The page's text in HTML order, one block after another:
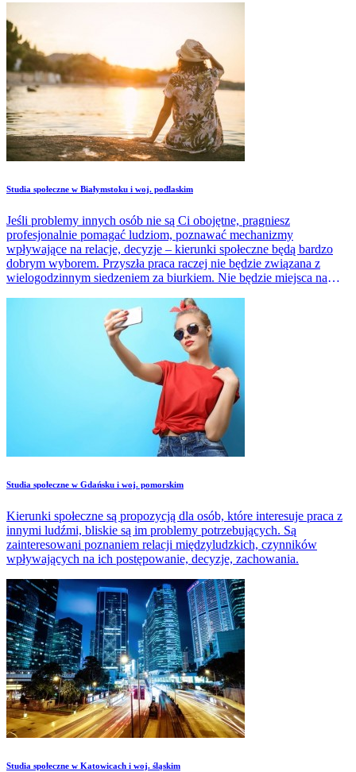
Studia społeczne w Białymstoku i woj. podlaskim
Jeśli problemy innych osób nie są Ci obojętne, pragniesz
profesjonalnie pomagać ludziom, poznawać mechanizmy
wpływające na relacje, decyzje – kierunki społeczne będą bardzo
dobrym wyborem. Przyszła praca raczej nie będzie związana z
wielogodzinnym siedzeniem za biurkiem. Nie będzie miejsca na
Studia społeczne w Gdańsku i woj. pomorskim
Kierunki społeczne są propozycją dla osób, które interesuje praca z
innymi ludźmi, bliskie są im problemy potrzebujących. Są
zainteresowani poznaniem relacji międzyludzkich, czynników
wpływających na ich postępowanie, decyzje, zachowania.
Studia społeczne w Katowicach i woj. śląskim